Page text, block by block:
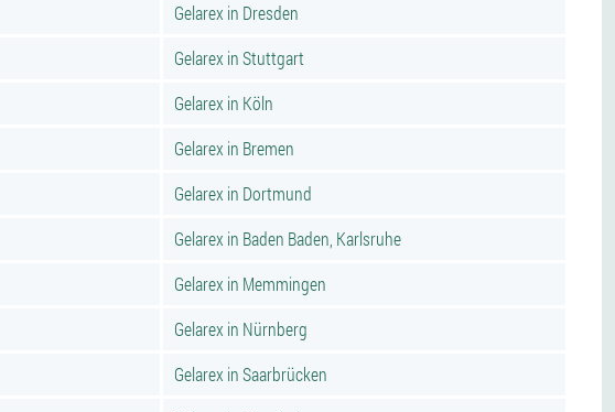
Gelarex in Dresden
Gelarex in Stuttgart
Gelarex in Köln
Gelarex in Bremen
Gelarex in Dortmund
Gelarex in Baden Baden, Karlsruhe
Gelarex in Memmingen
Gelarex in Nürnberg
Gelarex in Saarbrücken